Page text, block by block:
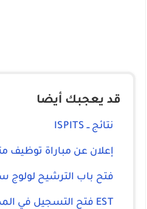
قد يعجبك أيضا
نتائج ــ ISPITS
إعلان عن مباراة توظيف
فتح باب الترشيح لولوج
EST فتح التسجيل في المدارس العليا للتكنولوجيا